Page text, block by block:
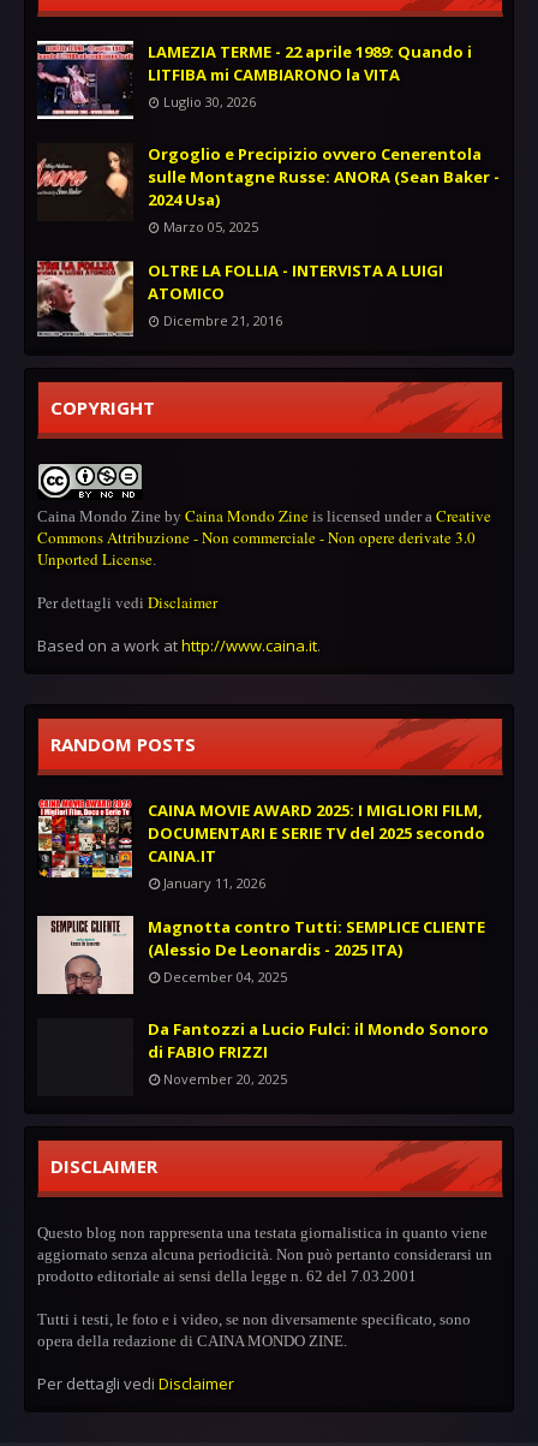
LAMEZIA TERME - 22 aprile 1989: Quando i
LITFIBA mi CAMBIARONO la VITA
Luglio 30, 2026
Orgoglio e Precipizio ovvero Cenerentola
sulle Montagne Russe: ANORA (Sean Baker -
2024 Usa)
Marzo 05, 2025
OLTRE LA FOLLIA - INTERVISTA A LUIGI
ATOMICO
Dicembre 21, 2016
COPYRIGHT
Caina Mondo Zine by Caina Mondo Zine is licensed under a Creative
Commons Attribuzione - Non commerciale - Non opere derivate 3.0
Unported License.
Per dettagli vedi Disclaimer
Based on a work athttp://www.caina.it.
RANDOM POSTS
CAINA MOVIE AWARD 2025: I MIGLIORI FILM,
DOCUMENTARI E SERIE TV del 2025 secondo
CAINA.IT
January 11, 2026
Magnotta contro Tutti: SEMPLICE CLIENTE
(Alessio De Leonardis - 2025 ITA)
December 04, 2025
Da Fantozzi a Lucio Fulci: il Mondo Sonoro
di FABIO FRIZZI
November 20, 2025
DISCLAIMER
Questo blog non rappresenta una testata giornalistica in quanto viene
aggiornato senza alcuna periodicità. Non può pertanto considerarsi un
prodotto editoriale ai sensi della legge n. 62 del 7.03.2001
Tutti i testi, le foto e i video, se non diversamente specificato, sono
opera della redazione di CAINA MONDO ZINE.
Per dettagli vedi Disclaimer